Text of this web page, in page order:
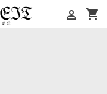
shopping_cart
